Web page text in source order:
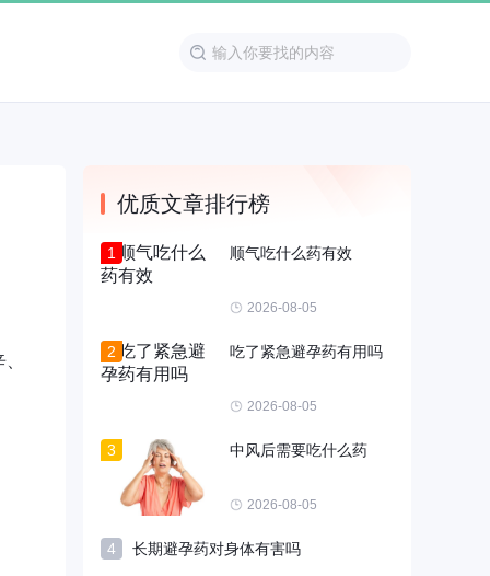
优质文章排行榜
1 顺气吃什么药有效
2026-08-05
2 吃了紧急避孕药有用吗
2026-08-05
3 中风后需要吃什么药
2026-08-05
4 长期避孕药对身体有害吗